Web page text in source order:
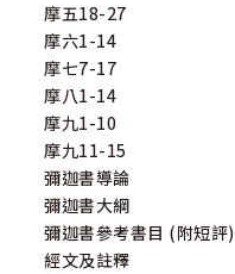
摩五18-27
摩六1-14
摩七7-17
摩八1-14
摩九1-10
摩九11-15
彌迦書導論
彌迦書大綱
彌迦書參考書目 (附短評)
經文及註釋